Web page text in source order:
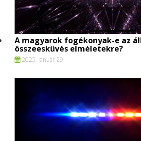
A magyarok fogékonyak-e az
összeesküvés elméletekre?
2025. január 29.